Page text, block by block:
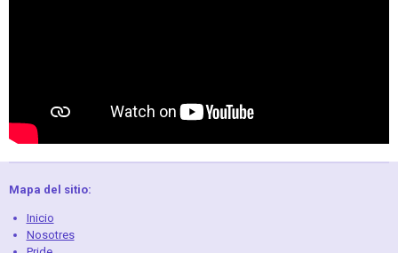
Mapa del sitio:
Inicio
Nosotres